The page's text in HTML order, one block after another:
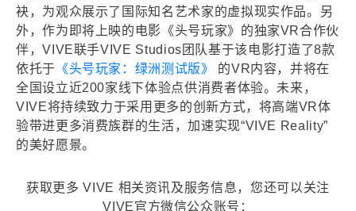
袂，为观众展示了国际知名艺术家的虚拟现实作品。另
外，作为即将上映的电影《头号玩家》的独家VR合作伙
伴，VIVE联手VIVE Studios团队基于该电影打造了8款
依托于 《头号玩家：绿洲测试版》
的VR内容，并将在
全国设立近200家线下体验点供消费者体验。未来，
VIVE将持续致力于采用更多的创新方式，将高端VR体
验带进更多消费族群的生活，加速实现“VIVE Reality”
的美好愿景。
获取更多 VIVE 相关资讯及服务信息，您还可以关注
VIVE官方微信公众账号：